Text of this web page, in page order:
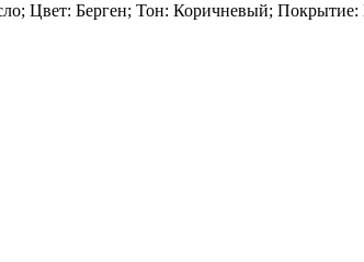
Цвет: Берген; Тон: Коричневый; Покрытие: